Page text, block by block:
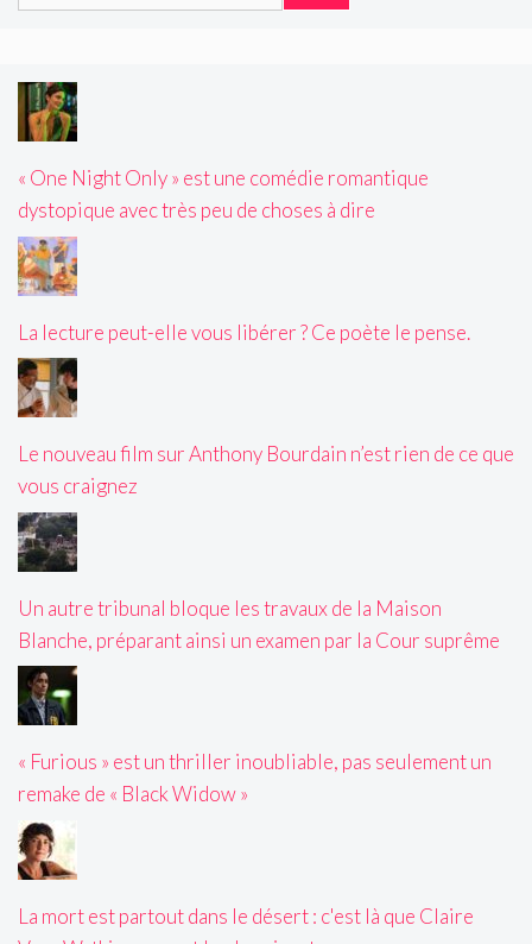
« One Night Only » est une comédie romantique
dystopique avec très peu de choses à dire
La lecture peut-elle vous libérer ? Ce poète le pense.
Le nouveau film sur Anthony Bourdain n’est rien de ce que
vous craignez
Un autre tribunal bloque les travaux de la Maison
Blanche, préparant ainsi un examen par la Cour suprême
« Furious » est un thriller inoubliable, pas seulement un
remake de « Black Widow »
La mort est partout dans le désert : c'est là que Claire